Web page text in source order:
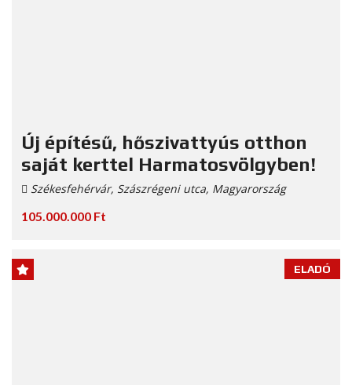
Új építésű, hőszivattyús otthon
saját kerttel Harmatosvölgyben!
Székesfehérvár, Szászrégeni utca, Magyarország
105.000.000 Ft
ELADÓ